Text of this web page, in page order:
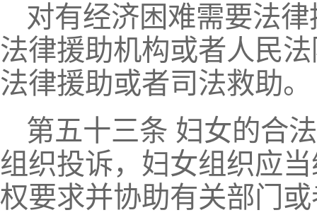
对有经济困难需要法
法律援助机构或者人民
法律援助或者司法救助。
第五十三条 妇女的合
组织投诉，妇女组织应
权要求并协助有关部门